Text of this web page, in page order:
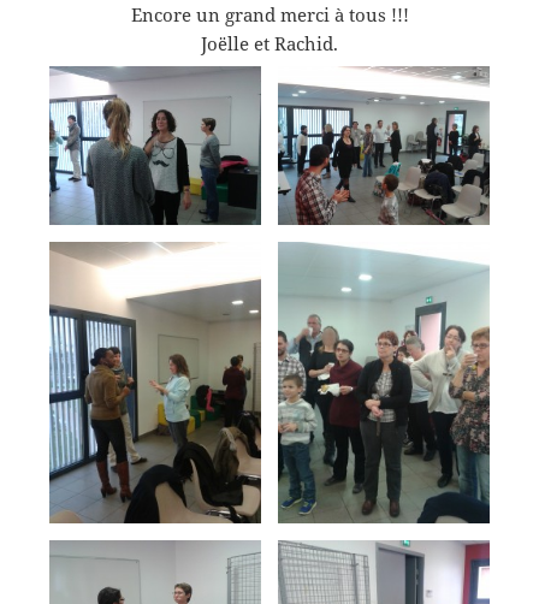
Encore un grand merci à tous !!!
Joëlle et Rachid.